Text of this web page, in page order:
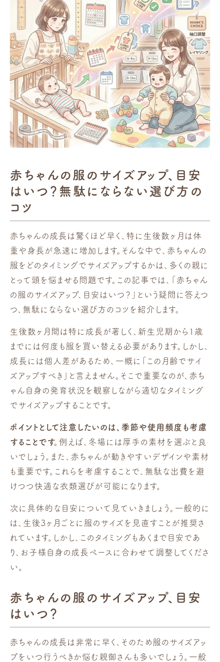
赤ちゃんの服のサイズアップ、目安
はいつ？無駄にならない選び方の
コツ
赤ちゃんの成長は驚くほど早く、特に生後数ヶ月は体
重や身長が急速に増加します。そんな中で、赤ちゃんの
服をどのタイミングでサイズアップするかは、多くの親に
とって頭を悩ませる問題です。この記事では、「赤ちゃん
の服のサイズアップ、目安はいつ？」という疑問に答えつ
つ、無駄にならない選び方のコツを紹介します。
生後数ヶ月間は特に成長が著しく、新生児期から1歳
までには何度も服を買い替える必要があります。しかし、
成長には個人差があるため、一概に「この月齢でサイ
ズアップすべき」と言えません。そこで重要なのが、赤ち
ゃん自身の発育状況を観察しながら適切なタイミング
でサイズアップすることです。
ポイントとして注意したいのは、季節や使用頻度も考慮
することです。 例えば、冬場には厚手の素材を選ぶと良
いでしょう。また、赤ちゃんが動きやすいデザインや素材
も重要です。これらを考慮することで、無駄な出費を避
けつつ快適な衣類選びが可能になります。
次に具体的な目安について見ていきましょう。一般的に
は、生後3ヶ月ごとに服のサイズを見直すことが推奨さ
れています。しかし、このタイミングもあくまで目安であ
り、お子様自身の成長ペースに合わせて調整してくださ
い。
赤ちゃんの服のサイズアップ、目安
はいつ？
赤ちゃんの成長は非常に早く、そのため服のサイズアッ
プをいつ行うべきか悩む親御さんも多いでしょう。一般